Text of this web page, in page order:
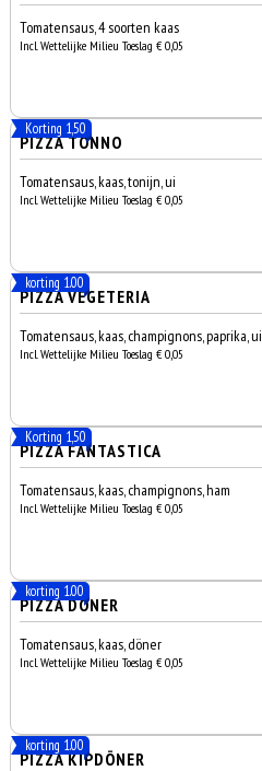
Tomatensaus, 4 soorten kaas
Incl. Wettelijke Milieu Toeslag € 0,05
Korting 1,50
PIZZA TONNO
Tomatensaus, kaas, tonijn, ui
Incl. Wettelijke Milieu Toeslag € 0,05
korting 1.00
PIZZA VEGETERIA
Tomatensaus, kaas, champignons, paprika, ui
Incl. Wettelijke Milieu Toeslag € 0,05
Korting 1,50
PIZZA FANTASTICA
Tomatensaus, kaas, champignons, ham
Incl. Wettelijke Milieu Toeslag € 0,05
korting 1.00
PIZZA DÖNER
Tomatensaus, kaas, döner
Incl. Wettelijke Milieu Toeslag € 0,05
korting 1.00
PIZZA KIPDÖNER